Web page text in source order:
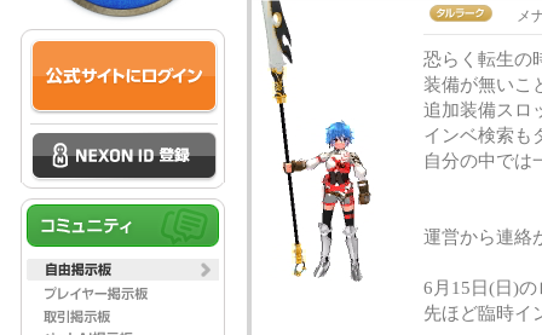
メ
恐らく転生の
装備が無いこ
追加装備スロ
インベ検索も
自分の中では
運営から連絡
6月15日(日)
先ほど臨時イ